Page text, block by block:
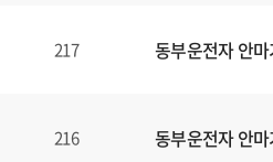
217 동부운전자 안
216 동부운전자 안